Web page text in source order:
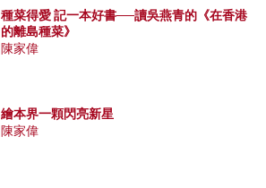
種菜得愛 記一本好書──讀吳燕青的《在香港
的離島種菜》
陳家偉
繪本界一顆閃亮新星
陳家偉